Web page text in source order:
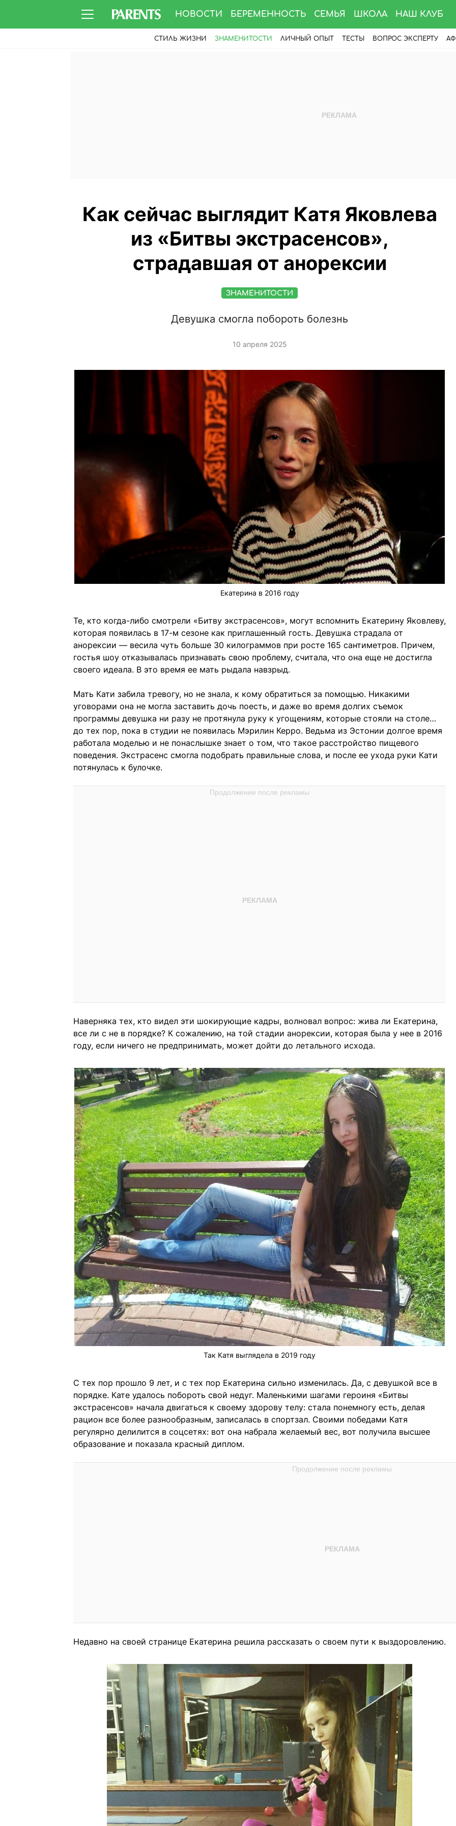
НОВОСТИ БЕРЕМЕННОСТЬ СЕМЬЯ ШКОЛА НАШ КЛУБ
СТИЛЬ ЖИЗНИ ЗНАМЕНИТОСТИ ЛИЧНЫЙ ОПЫТ ТЕСТЫ ВОПРОС ЭКСПЕРТУ
Как сейчас выглядит Катя Яковлева
из «Битвы экстрасенсов»,
страдавшая от анорексии
ЗНАМЕНИТОСТИ
Девушка смогла побороть болезнь
10 апреля 2025
Екатерина в 2016 году
Те, кто когда-либо смотрели «Битву экстрасенсов», могут вспомнить Екатерину Яковлеву,
которая появилась в 17-м сезоне как приглашенный гость. Девушка страдала от
анорексии — весила чуть больше 30 килограммов при росте 165 сантиметров. Причем,
гостья шоу отказывалась признавать свою проблему, считала, что она еще не достигла
своего идеала. В это время ее мать рыдала навзрыд.
Мать Кати забила тревогу, но не знала, к кому обратиться за помощью. Никакими
уговорами она не могла заставить дочь поесть, и даже во время долгих съемок
программы девушка ни разу не протянула руку к угощениям, которые стояли на столе…
до тех пор, пока в студии не появилась Мэрилин Керро. Ведьма из Эстонии долгое время
работала моделью и не понаслышке знает о том, что такое расстройство пищевого
поведения. Экстрасенс смогла подобрать правильные слова, и после ее ухода руки Кати
потянулась к булочке.
Наверняка тех, кто видел эти шокирующие кадры, волновал вопрос: жива ли Екатерина,
все ли с не в порядке? К сожалению, на той стадии анорексии, которая была у нее в 2016
году, если ничего не предпринимать, может дойти до летального исхода.
Так Катя выглядела в 2019 году
С тех пор прошло 9 лет, и с тех пор Екатерина сильно изменилась. Да, с девушкой все в
порядке. Кате удалось побороть свой недуг. Маленькими шагами героиня «Битвы
экстрасенсов» начала двигаться к своему здорову телу: стала понемногу есть, делая
рацион все более разнообразным, записалась в спортзал. Своими победами Катя
регулярно делилится в соцсетях: вот она набрала желаемый вес, вот получила высшее
образование и показала красный диплом.
Недавно на своей странице Екатерина решила рассказать о своем пути к выздоровлению.